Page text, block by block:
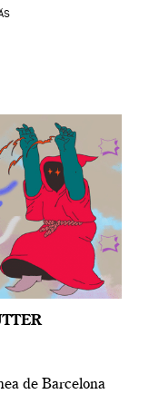
de Barcelona